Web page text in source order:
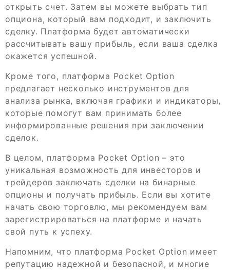
открыть счет. Затем вы можете выбрать тип
опциона, который вам подходит, и заключить
сделку. Платформа будет автоматически
рассчитывать вашу прибыль, если ваша сделка
окажется успешной.
Кроме того, платформа Pocket Option
предлагает несколько инструментов для
анализа рынка, включая графики и индикаторы,
которые помогут вам принимать более
информированные решения при заключении
сделок.
В целом, платформа Pocket Option – это
уникальная возможность для инвесторов и
трейдеров заключать сделки на бинарные
опционы и получать прибыль. Если вы хотите
начать свою торговлю, мы рекомендуем вам
зарегистрироваться на платформе и начать
свой путь к успеху.
Напомним, что платформа Pocket Option имеет
репутацию надежной и безопасной, и многие